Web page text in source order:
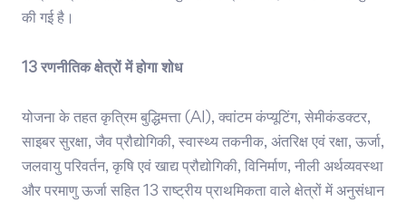
की गई है।
13 रणनीतिक क्षेत्रों में होगा शोध
योजना के तहत कृत्रिम बुद्धिमत्ता (AI), क्वांटम कंप्यूटिंग, सेमीकंडक्टर,
साइबर सुरक्षा, जैव प्रौद्योगिकी, स्वास्थ्य तकनीक, अंतरिक्ष एवं रक्षा, ऊर्जा,
जलवायु परिवर्तन, कृषि एवं खाद्य प्रौद्योगिकी, विनिर्माण, नीली अर्थव्यवस्था
और परमाणु ऊर्जा सहित 13 राष्ट्रीय प्राथमिकता वाले क्षेत्रों में अनुसंधान